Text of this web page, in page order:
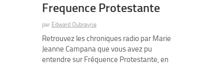
Frequence Protestante
par Edward Oubrayrie
Retrouvez les chroniques radio par Marie
Jeanne Campana que vous avez pu
entendre sur Fréquence Protestante, en